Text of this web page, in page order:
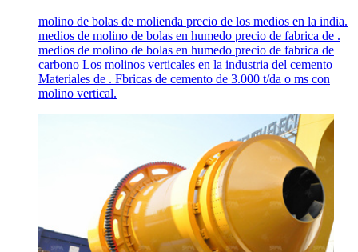
molino de bolas de molienda precio de los medios en la india.
medios de molino de bolas en humedo precio de fabrica de .
medios de molino de bolas en humedo precio de fabrica de
carbono Los molinos verticales en la industria del cemento
Materiales de . Fbricas de cemento de 3.000 t/da o ms con
molino vertical.